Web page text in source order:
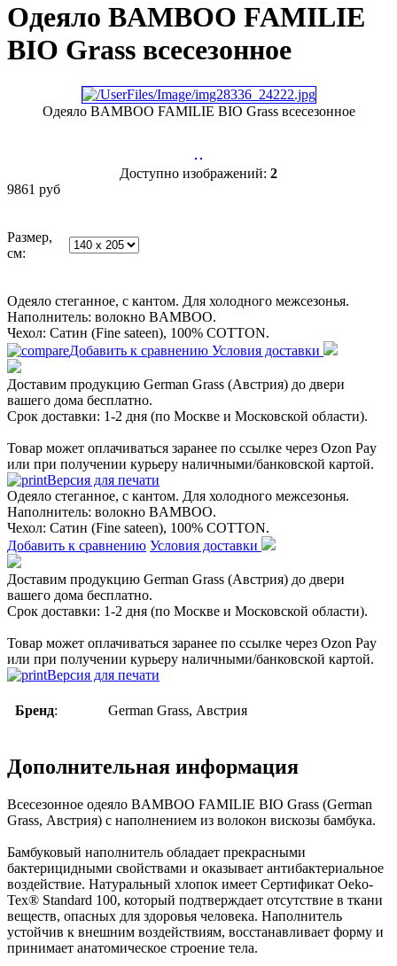
Одеяло BAMBOO FAMILIE
BIO Grass всесезонное
Одеяло BAMBOO FAMILIE BIO Grass всесезонное
Доступно изображений: 2
9861 руб
Размер,
см:
Одеяло стеганное, с кантом. Для холодного межсезонья.
Наполнитель: волокно BAMBOO.
Чехол: Сатин (Fine sateen), 100% COTТON.
Добавить к сравнению Условия доставки
Доставим продукцию German Grass (Австрия) до двери
вашего дома бесплатно.
Срок доставки: 1-2 дня (по Москве и Московской области).
Товар может оплачиваться заранее по ссылке через Ozon Pay
или при получении курьеру наличными/банковской картой.
Версия для печати
Одеяло стеганное, с кантом. Для холодного межсезонья.
Наполнитель: волокно BAMBOO.
Чехол: Сатин (Fine sateen), 100% COTТON.
Добавить к сравнению Условия доставки
Доставим продукцию German Grass (Австрия) до двери
вашего дома бесплатно.
Срок доставки: 1-2 дня (по Москве и Московской области).
Товар может оплачиваться заранее по ссылке через Ozon Pay
или при получении курьеру наличными/банковской картой.
Версия для печати
Бренд: German Grass, Австрия
Дополнительная информация
Всесезонное одеяло BAMBOO FAMILIE BIO Grass (German
Grass, Австрия) с наполнением из волокон вискозы бамбука.
Бамбуковый наполнитель обладает прекрасными
бактерицидными свойствами и оказывает антибактериальное
воздействие. Натуральный хлопок имеет Сертификат Oeko-
Tex® Standard 100, который подтверждает отсутствие в ткани
веществ, опасных для здоровья человека. Наполнитель
устойчив к внешним воздействиям, восстанавливает форму и
принимает анатомическое строение тела.